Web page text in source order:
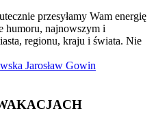
przesyłamy Wam energię
humoru, najnowszym i
regionu, kraju i świata. Nie
Jarosław Gowin